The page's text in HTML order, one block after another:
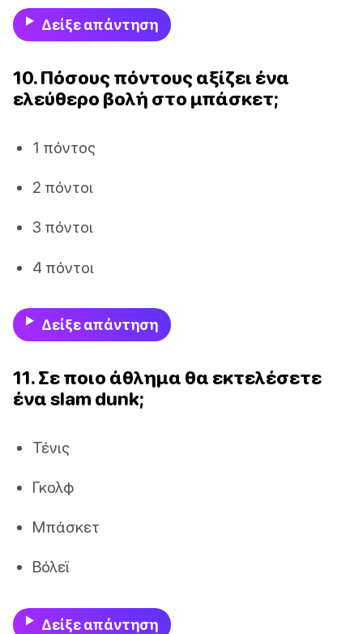
Δείξε απάντηση
10. Πόσους πόντους αξίζει ένα
ελεύθερο βολή στο μπάσκετ;
1 πόντος
2 πόντοι
3 πόντοι
4 πόντοι
Δείξε απάντηση
11. Σε ποιο άθλημα θα εκτελέσετε
ένα slam dunk;
Τένις
Γκολφ
Μπάσκετ
Βόλεϊ
Δείξε απάντηση